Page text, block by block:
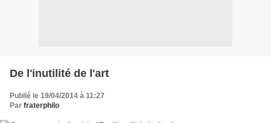
De l'inutilité de l'art
Publié le 19/04/2014 à 11:27
Par fraterphilo